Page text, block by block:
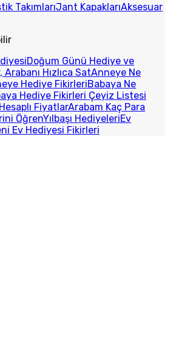
TakımlarıJant KapaklarıAksesuar
Doğum Günü Hediye ve
Arabanı Hızlıca SatAnneye Ne
Hediye FikirleriBabaya Ne
Hediye Fikirleri Çeyiz Listesi
FiyatlarArabam Kaç Para
ÖğrenYılbaşı HediyeleriEv
Ev Hediyesi Fikirleri